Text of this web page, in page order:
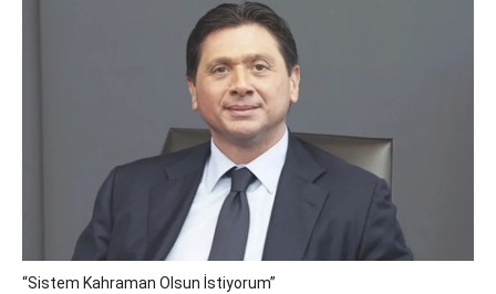
“Sistem Kahraman Olsun İstiyorum”